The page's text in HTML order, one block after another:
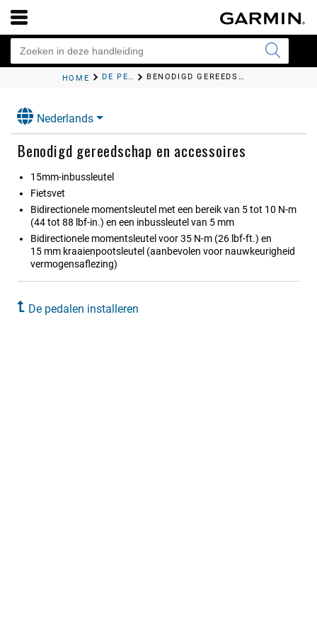
HOME DE PEDALEN INSTALLEREN BENODIGD GEREEDSCHAP EN ACCESSOIRES
Nederlands
Benodigd gereedschap en accessoires
15mm-inbussleutel
Fietsvet
Bidirectionele momentsleutel met een bereik van 5 tot 10 N-m
(44 tot 88 lbf-in.) en een inbussleutel van 5 mm
Bidirectionele momentsleutel voor 35 N-m (26 lbf-ft.) en
15 mm kraaienpootsleutel (aanbevolen voor nauwkeurigheid
vermogensaflezing)
De pedalen installeren